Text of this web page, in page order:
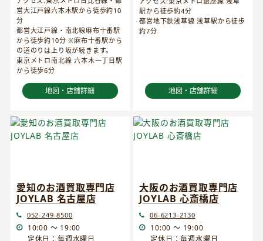
営大江戸線六本木駅から徒歩約10
分
都営大江戸線・南北線麻布十番駅
から徒歩約10分 ※麻布十番駅から
の道のりは上り坂が続きます。
東京メトロ南北線 六本木一丁目駅
から徒歩6分
地図・店舗詳細
駅から徒歩約4分
都営地下鉄浅草線 浅草駅から徒歩
約7分
地図・店舗詳細
愛知のお酒買取専門店
JOYLAB 名古屋店
052-249-8500
10:00 ～ 19:00
定休日：毎週水曜日
大阪のお酒買取専門店
JOYLAB 心斎橋店
06-6213-2130
10:00 ～ 19:00
定休日：毎週水曜日